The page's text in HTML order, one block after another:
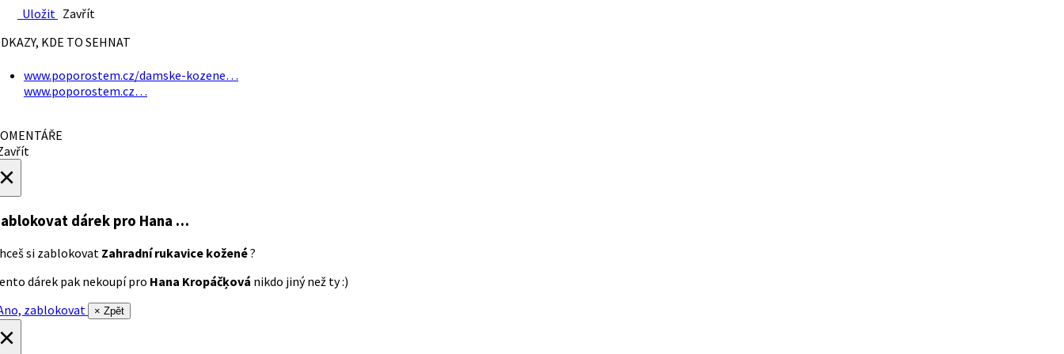
Uložit Zavřít
KDE TO SEHNAT
www.poporostem.cz/damske-kozene…
www.poporostem.cz…
dárek pro Hana …
si zablokovat Zahradní rukavice kožené?
dárek pak nekoupí pro Hana Kropáčķová nikdo jiný než ty :)
zablokovat
× Zpět